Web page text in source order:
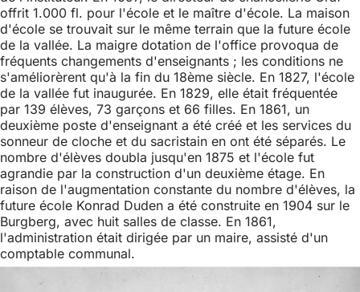
offrit 1.000 fl. pour l'école et le maître d'école. La maison
d'école se trouvait sur le même terrain que la future école
de la vallée. La maigre dotation de l'office provoqua de
fréquents changements d'enseignants ; les conditions ne
s'améliorèrent qu'à la fin du 18ème siècle. En 1827, l'école
de la vallée fut inaugurée. En 1829, elle était fréquentée
par 139 élèves, 73 garçons et 66 filles. En 1861, un
deuxième poste d'enseignant a été créé et les services du
sonneur de cloche et du sacristain en ont été séparés. Le
nombre d'élèves doubla jusqu'en 1875 et l'école fut
agrandie par la construction d'un deuxième étage. En
raison de l'augmentation constante du nombre d'élèves, la
future école Konrad Duden a été construite en 1904 sur le
Burgberg, avec huit salles de classe. En 1861,
l'administration était dirigée par un maire, assisté d'un
comptable communal.